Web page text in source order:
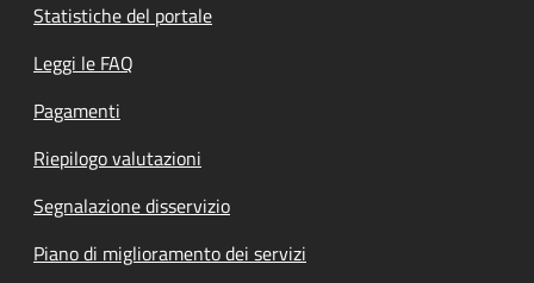
Statistiche del portale
Leggi le FAQ
Pagamenti
Riepilogo valutazioni
Segnalazione disservizio
Piano di miglioramento dei servizi